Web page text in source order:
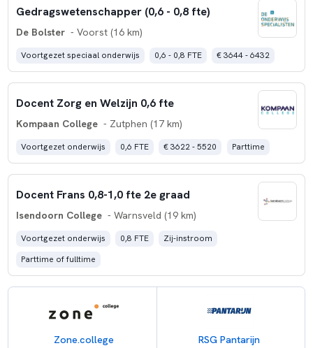
Gedragswetenschapper (0,6 - 0,8 fte)
De Bolster - Voorst (16 km)
Voortgezet speciaal onderwijs 0,6 - 0,8 FTE € 3644 - 6432
Docent Zorg en Welzijn 0,6 fte
Kompaan College - Zutphen (17 km)
Voortgezet onderwijs 0,6 FTE € 3622 - 5520 Parttime
Docent Frans 0,8-1,0 fte 2e graad
Isendoorn College - Warnsveld (19 km)
Voortgezet onderwijs 0,8 FTE
Zij-instroom
Parttime of fulltime
Zone.college RSG Pantarijn